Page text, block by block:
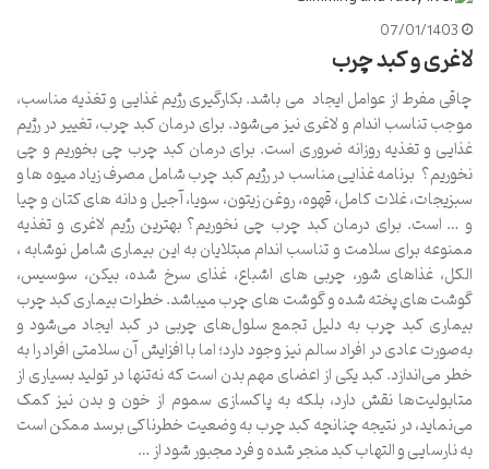
07/01/1403
لاغری و کبد چرب
چاقی مفرط از عوامل ایجاد می باشد. بکارگیری رژیم غذایی و تغذیه مناسب،
موجب تناسب اندام و لاغری نیز می‌شود. برای درمان کبد چرب، تغییر در رژیم
غذایی و تغذیه روزانه ضروری است. برای درمان کبد چرب چی بخوریم و چی
نخوریم؟ برنامه غذایی مناسب در رژیم کبد چرب شامل مصرف زیاد میوه ها و
سبزیجات، غلات کامل، قهوه، روغن زیتون، سویا، آجیل و دانه های کتان و چیا
و … است. برای درمان کبد چرب چی نخوریم؟ بهترین رژیم لاغری و تغذیه
ممنوعه برای سلامت و تناسب اندام مبتلایان به این بیماری شامل نوشابه ،
الکل، غذاهای شور، چربی های اشباع، غذای سرخ شده، بیکن، سوسیس،
گوشت های پخته شده و گوشت های چرب میباشد. خطرات بیماری کبد چرب
بیماری کبد چرب به دلیل تجمع سلول‌های چربی در کبد ایجاد می‌شود و
به‌صورت عادی در افراد سالم نیز وجود دارد؛ اما با افزایش آن سلامتی افراد را به
خطر می‌اندازد. کبد یکی از اعضای مهم بدن است که نه‌تنها در تولید بسیاری از
متابولیت‌ها نقش دارد، بلکه به پاکسازی سموم از خون و بدن نیز کمک
می‌نماید، در نتیجه چنانچه کبد چرب به وضعیت خطرناکی برسد ممکن است
به نارسایی و التهاب کبد منجر شده و فرد مجبور شود از …